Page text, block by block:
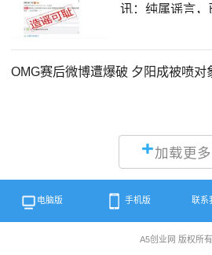
讯：纯属谣言
OMG赛后微博遭爆破 夕阳成被喷对
加载更多
电脑版 手机版 联系
A5创业网 版权所有